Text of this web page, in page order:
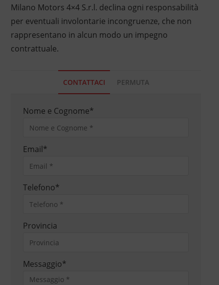
Milano Motors 4×4 S.r.l. declina ogni responsabilità
per eventuali involontarie incongruenze, che non
rappresentano in alcun modo un impegno
contrattuale.
CONTATTACI PERMUTA
Nome e Cognome*
Email*
Telefono*
Provincia
Messaggio*